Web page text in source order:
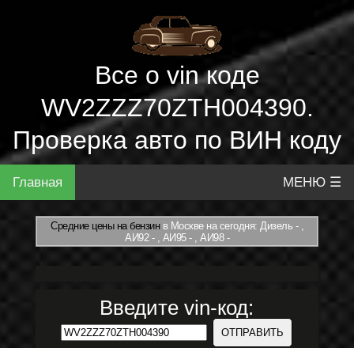
Все о vin коде
WV2ZZZ70ZTH004390.
Проверка авто по ВИН коду
Главная МЕНЮ ☰
Средние цены на бензинв Москве на сегодня: Дизель - ,
АИ92 - , АИ95 - , АИ98 -
Введите vin-код: